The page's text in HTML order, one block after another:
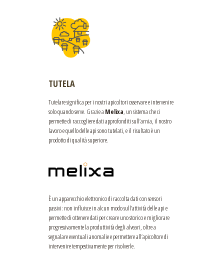
TUTELA
Tutelare significa per i nostri apicoltori osservare e intervenire
solo quando serve. Grazie a Melixa, un sistema che ci
permette di raccogliere dati approfonditi sull’arnia, il nostro
lavoro e quello delle api sono tutelati, e il risultato è un
prodotto di qualità superiore.
È un apparecchio elettronico di raccolta dati con sensori
passivi: non influisce in alcun modo sull’attività delle api e
permette di ottenere dati per creare uno storico e migliorare
progressivamente la produttività degli alveari, oltre a
segnalare eventuali anomalie e permettere all’apicoltore di
intervenire tempestivamente per risolverle.